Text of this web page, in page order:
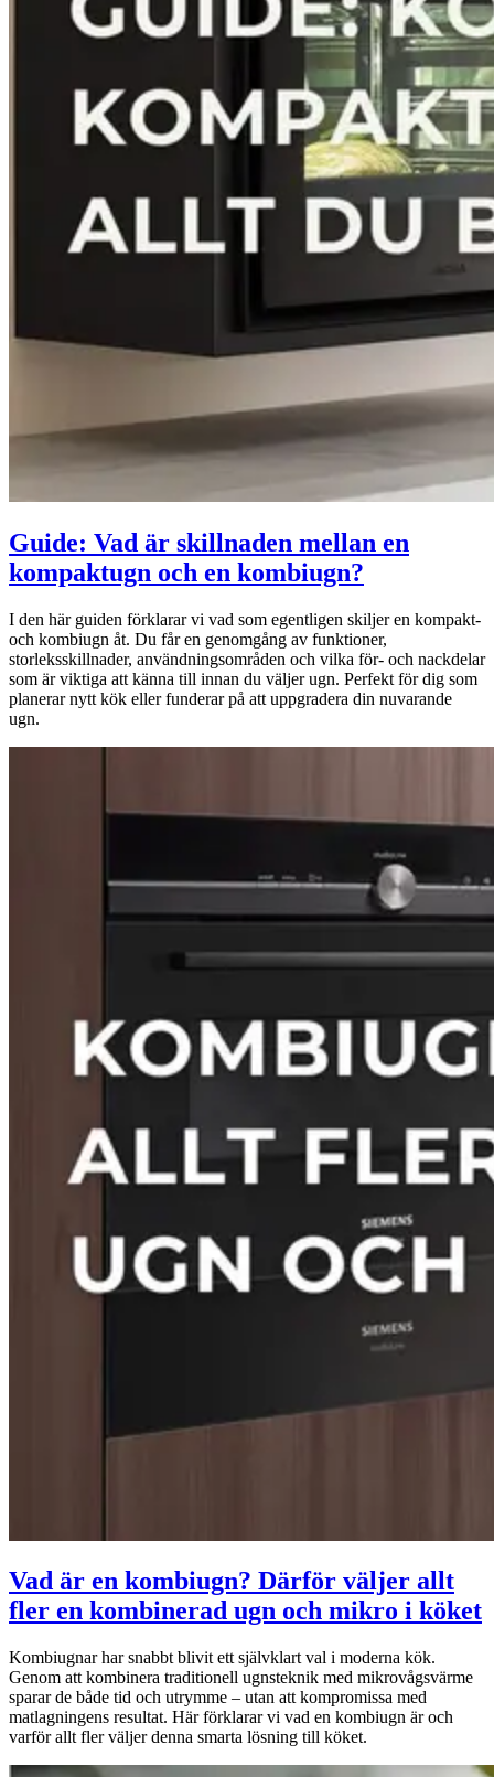
Guide: Vad är skillnaden mellan en
kompaktugn och en kombiugn?
I den här guiden förklarar vi vad som egentligen skiljer en kompakt-
och kombiugn åt. Du får en genomgång av funktioner,
storleksskillnader, användningsområden och vilka för- och nackdelar
som är viktiga att känna till innan du väljer ugn. Perfekt för dig som
planerar nytt kök eller funderar på att uppgradera din nuvarande
ugn.
Vad är en kombiugn? Därför väljer allt
fler en kombinerad ugn och mikro i köket
Kombiugnar har snabbt blivit ett självklart val i moderna kök.
Genom att kombinera traditionell ugnsteknik med mikrovågsvärme
sparar de både tid och utrymme – utan att kompromissa med
matlagningens resultat. Här förklarar vi vad en kombiugn är och
varför allt fler väljer denna smarta lösning till köket.